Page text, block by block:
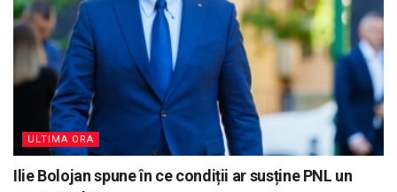
ULTIMA ORA
Ilie Bolojan spune în ce condiții ar susține PNL un